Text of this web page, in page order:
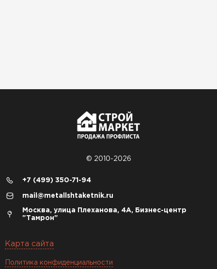
© 2010-2026
+7 (499) 350-71-94
mail@metallshtaketnik.ru
Москва, улица Плеханова, 4А, Бизнес-центр
"Тамрон"
Карта сайта
Политика конфиденциальности